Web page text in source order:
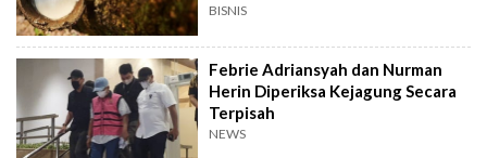
BISNIS
Febrie Adriansyah dan Nurman
Herin Diperiksa Kejagung Secara
Terpisah
NEWS